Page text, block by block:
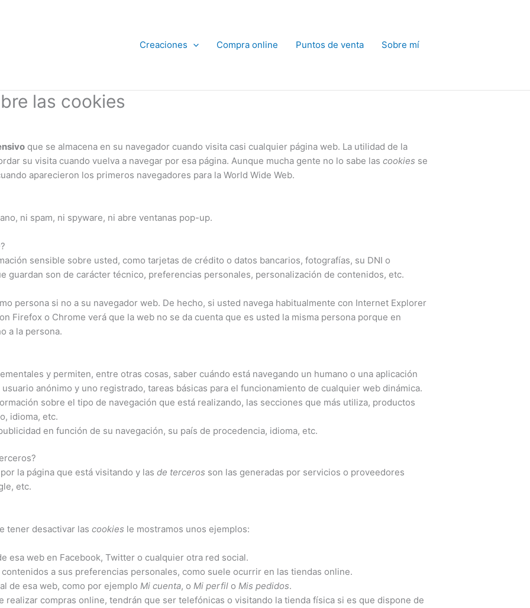
Creaciones
Compra online Puntos de venta Sobre mí
las cookies
que se almacena en su navegador cuando visita casi cualquier página web. La utilidad de la
su visita cuando vuelva a navegar por esa página. Aunque mucha gente no lo sabe las cookies se
aparecieron los primeros navegadores para la World Wide Web.
ni spam, ni spyware, ni abre ventanas pop-up.
?
sensible sobre usted, como tarjetas de crédito o datos bancarios, fotografías, su DNI o
guardan son de carácter técnico, preferencias personales, personalización de contenidos, etc.
persona si no a su navegador web. De hecho, si usted navega habitualmente con Internet Explorer
Firefox o Chrome verá que la web no se da cuenta que es usted la misma persona porque en
a la persona.
y permiten, entre otras cosas, saber cuándo está navegando un humano o una aplicación
anónimo y uno registrado, tareas básicas para el funcionamiento de cualquier web dinámica.
sobre el tipo de navegación que está realizando, las secciones que más utiliza, productos
idioma, etc.
en función de su navegación, su país de procedencia, idioma, etc.
la página que está visitando y las de terceros son las generadas por servicios o proveedores
etc.
tener desactivar las cookies le mostramos unos ejemplos:
esa web en Facebook, Twitter o cualquier otra red social.
a sus preferencias personales, como suele ocurrir en las tiendas online.
de esa web, como por ejemplo Mi cuenta, o Mi perfil o Mis pedidos.
realizar compras online, tendrán que ser telefónicas o visitando la tienda física si es que dispone de